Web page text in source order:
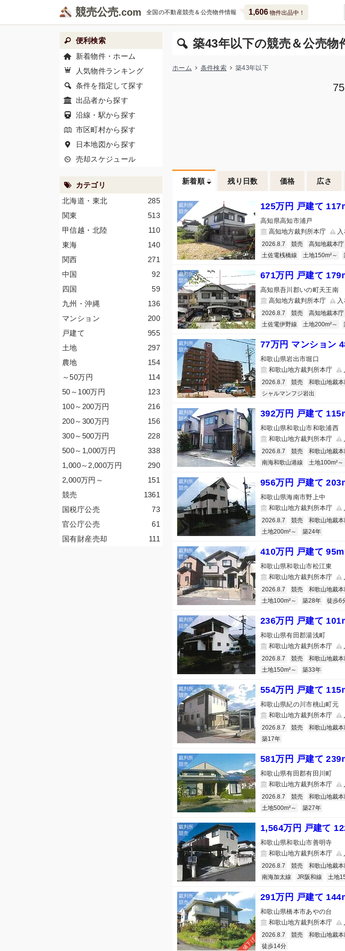
競売公売 全国の不動産競売＆公売物件情報 1,606物件出品中！
築43年以下の競売＆公売物
ホーム 条件検索 築43年以下
新着順 残り日数 価格 広さ
125万円 戸建て
高知県高知市浦戸
高知地方裁判所本庁
2026.8.7 競売 高知地裁本庁
土佐電桟橋線
土地150m²～
671万円 戸建て
高知県吾川郡いの町天王南
高知地方裁判所本庁
2026.8.7 競売 高知地裁本庁
土佐電伊野線
土地200m²～
77万円 マンション
和歌山県岩出市堀口
和歌山地方裁判所本庁
2026.8.7 競売 和歌山地裁
シャルマンフジ岩出
392万円 戸建て
和歌山県和歌山市和歌浦西
和歌山地方裁判所本庁
2026.8.7 競売 和歌山地裁
南海和歌山港線
土地100m²～
956万円 戸建て
和歌山県海南市野上中
和歌山地方裁判所本庁
2026.8.7 競売 和歌山地裁
土地200m²～
築24年
410万円 戸建て
和歌山県和歌山市松江東
和歌山地方裁判所本庁
2026.8.7 競売 和歌山地裁
土地100m²～
築28年 徒歩6
236万円 戸建て
和歌山県有田郡湯浅町
和歌山地方裁判所本庁
2026.8.7 競売 和歌山地裁
土地150m²～
築33年
554万円 戸建て
和歌山県紀の川市桃山町元
和歌山地方裁判所本庁
2026.8.7 競売 和歌山地裁
築17年
581万円 戸建て
和歌山県有田郡有田川町
和歌山地方裁判所本庁
2026.8.7 競売 和歌山地裁
土地500m²～
築27年
1,564万円 戸建て
和歌山県和歌山市善明寺
和歌山地方裁判所本庁
2026.8.7 競売 和歌山地裁
南海加太線
JR阪和線 土地
値下げ
291万円 戸建て
和歌山県橋本市あやの台
和歌山地方裁判所本庁
2026.8.7 競売 和歌山地裁
徒歩14分
便利検索
新着物件・ホーム
人気物件ランキング
条件を指定して探す
出品者から探す
沿線・駅から探す
市区町村から探す
日本地図から探す
売却スケジュール
カテゴリ
285
北海道・東北
513
関東
110
甲信越・北陸
140
東海
271
関西
92
中国
59
四国
136
九州・沖縄
200
マンション
955
戸建て
297
土地
154
農地
114
～50万円
123
50～100万円
216
100～200万円
156
200～300万円
228
300～500万円
338
500～1,000万円
290
1,000～2,000万円
151
2,000万円 ～
1361
競売
73
国税庁公売
61
官公庁公売
111
国有財産売却